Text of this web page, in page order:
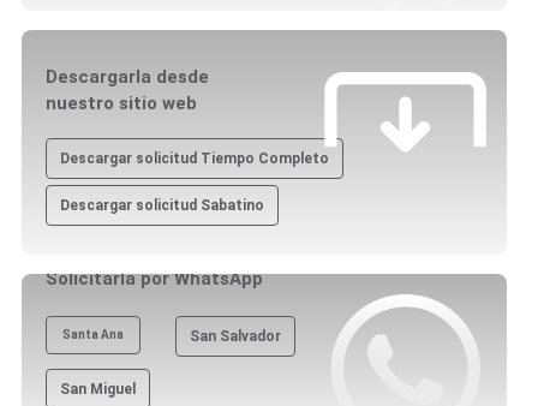
Descargarla desde
nuestro sitio web
Descargar solicitud Tiempo Completo
Descargar solicitud Sabatino
Solicitarla por WhatsApp
Santa Ana San Salvador
San Miguel